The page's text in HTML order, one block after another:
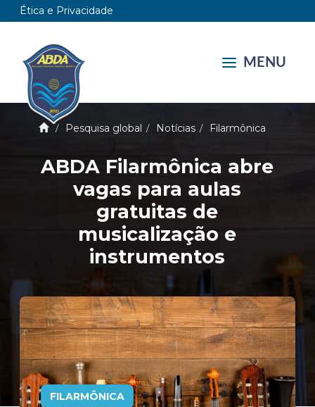
Ética e Privacidade
MENU
Pesquisa global Notícias Filarmônica
ABDA Filarmônica abre
vagas para aulas
gratuitas de
musicalização e
instrumentos
FILARMÔNICA